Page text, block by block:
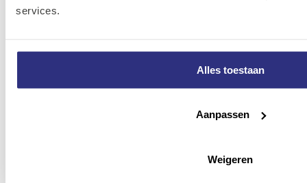
services.
Alles toestaan
Aanpassen
Weigeren
3/2-1/4''
stabiel
05M-
0